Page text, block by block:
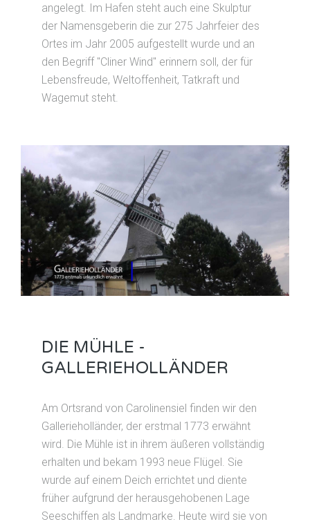
angelegt. Im Hafen steht auch eine Skulptur
der Namensgeberin die zur 275 Jahrfeier des
Ortes im Jahr 2005 aufgestellt wurde und an
den Begriff "Cliner Wind" erinnern soll, der für
Lebensfreude, Weltoffenheit, Tatkraft und
Wagemut steht.
DIE MÜHLE -
GALLERIEHOLLÄNDER
Am Ortsrand von Carolinensiel finden wir den
Gallerieholländer, der erstmal 1773 erwähnt
wird. Die Mühle ist in ihrem äußeren vollständig
erhalten und bekam 1993 neue Flügel. Sie
wurde auf einem Deich errichtet und diente
früher aufgrund der herausgehobenen Lage
Seeschiffen als Landmarke. Heute wird sie von